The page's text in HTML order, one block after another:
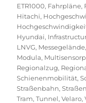
ETR1000, Fahrpläne,
Hitachi,
Hyundai,
LNVG, Messegelände,
Modula,
Regionalzug,
Schienenmobilität,
Straßenbahn,
Tram,Tunnel,Velaro,